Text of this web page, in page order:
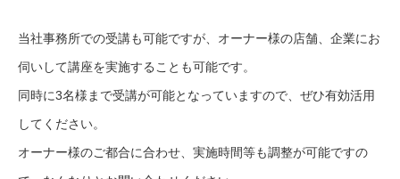
当社事務所での受講も可能ですが、オーナー様の店舗、企業にお
伺いして講座を実施することも可能です。
同時に3名様まで受講が可能となっていますので、ぜひ有効活用
してください。
オーナー様のご都合に合わせ、実施時間等も調整が可能ですの